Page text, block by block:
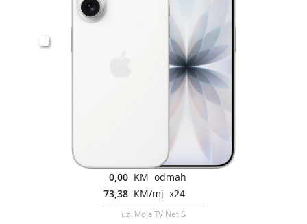
0,00 KM odmah
73,38 KM/mj x24
uz Moja TV Net S